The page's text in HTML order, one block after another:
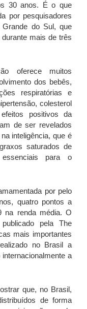
30 anos. É o que
por pesquisadores
do Sul, que
mais de três
oferece muitos
dos bebês,
respiratórias e
colesterol
positivos da
de ser revelados
inteligência, que é
saturados de
para o
por pelo
quatro pontos a
na renda média. O
pela The
mais importantes
no Brasil a
a
que, no Brasil,
de forma